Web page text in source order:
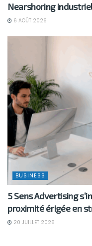
Nearshoring
6 AOÛT 2026
BUSINESS
5 Sens Advertising
proximité érigée en
20 JUILLET 2026